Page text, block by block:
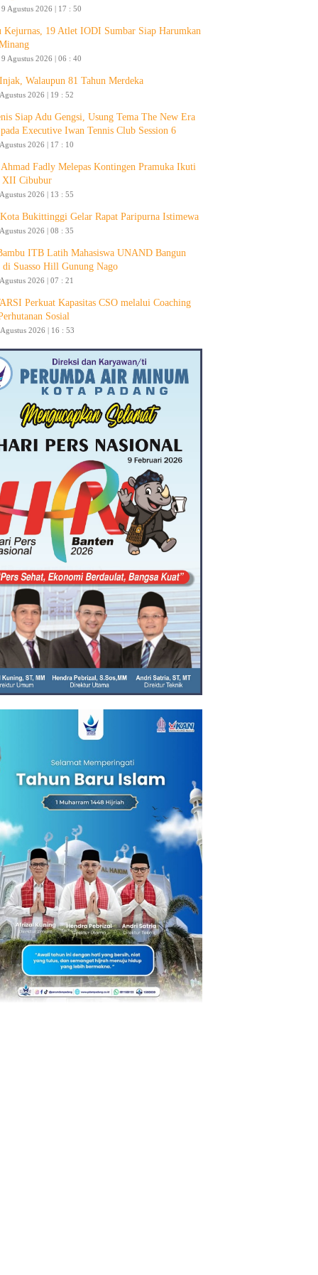
Agustus 2026 | 17 : 50
Kejurnas, 19 Atlet IODI Sumbar Siap Harumkan
Agustus 2026 | 06 : 40
Walaupun 81 Tahun Merdeka
2026 | 19 : 52
Siap Adu Gengsi, Usung Tema The New Era
Executive Iwan Tennis Club Session 6
2026 | 17 : 10
Ahmad Fadly Melepas Kontingen Pramuka Ikuti
XII Cibubur
2026 | 13 : 55
Bukittinggi Gelar Rapat Paripurna Istimewa
2026 | 08 : 35
ITB Latih Mahasiswa UNAND Bangun
di Suasso Hill Gunung Nago
2026 | 07 : 21
Perkuat Kapasitas CSO melalui Coaching
Sosial
2026 | 16 : 53